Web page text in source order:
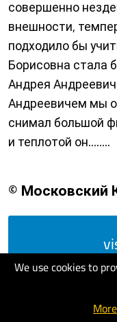
We use cookies to
совершенно
внешности,
подходило бы
Борисовна стала
Андрея
Андреевичем мы
снимал большой
и теплотой он........
© Московский